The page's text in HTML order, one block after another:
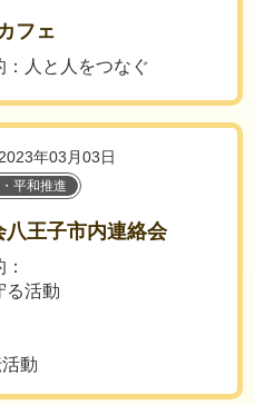
フェ
：人と人をつなぐ
年03月03日
平和推進
八王子市内連絡会
る活動
動